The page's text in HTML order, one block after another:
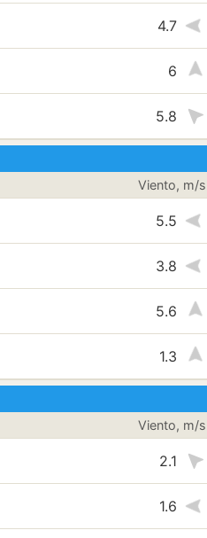
4.7
6
5.8
Viento, m/s
5.5
3.8
5.6
1.3
Viento, m/s
2.1
1.6